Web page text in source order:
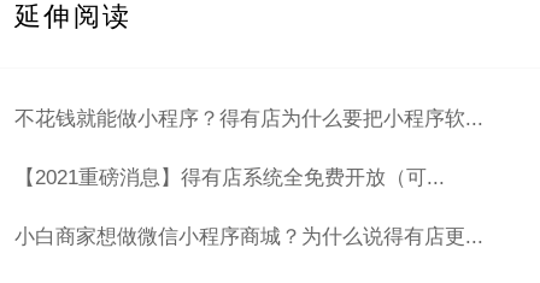
延伸阅读
不花钱就能做小程序？得有店为什么要把小程序软...
【2021重磅消息】得有店系统全免费开放（可...
小白商家想做微信小程序商城？为什么说得有店更...